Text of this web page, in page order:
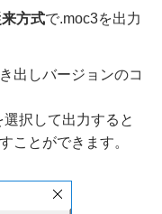
方式で.moc3を出力
出しバージョンのコ
選択して出力すると
ことができます。